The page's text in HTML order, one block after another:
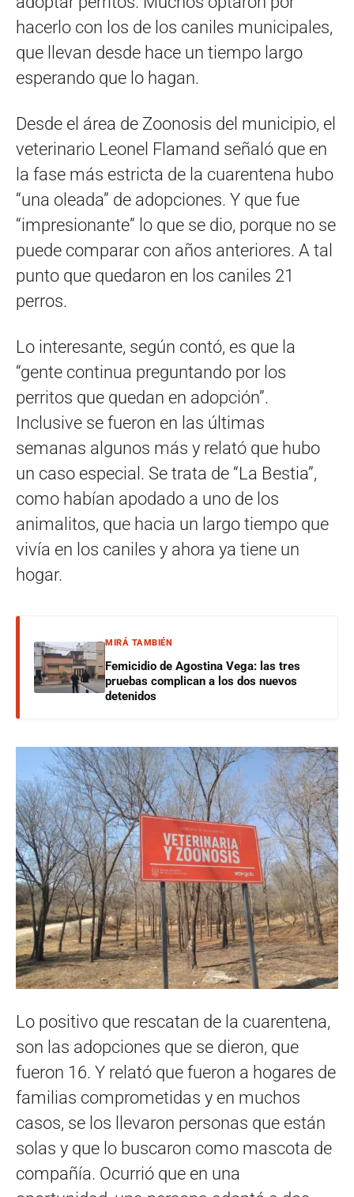
hacerlo con los de los caniles municipales,
que llevan desde hace un tiempo largo
esperando que lo hagan.
Desde el área de Zoonosis del municipio, el
veterinario Leonel Flamand señaló que en
la fase más estricta de la cuarentena hubo
“una oleada” de adopciones. Y que fue
“impresionante” lo que se dio, porque no se
puede comparar con años anteriores. A tal
punto que quedaron en los caniles 21
perros.
Lo interesante, según contó, es que la
“gente continua preguntando por los
perritos que quedan en adopción”.
Inclusive se fueron en las últimas
semanas algunos más y relató que hubo
un caso especial. Se trata de “La Bestia”,
como habían apodado a uno de los
animalitos, que hacia un largo tiempo que
vivía en los caniles y ahora ya tiene un
hogar.
MIRÁ TAMBIÉN
Femicidio de Agostina Vega: las tres
pruebas complican a los dos nuevos
detenidos
Lo positivo que rescatan de la cuarentena,
son las adopciones que se dieron, que
fueron 16. Y relató que fueron a hogares de
familias comprometidas y en muchos
casos, se los llevaron personas que están
solas y que lo buscaron como mascota de
compañía. Ocurrió que en una